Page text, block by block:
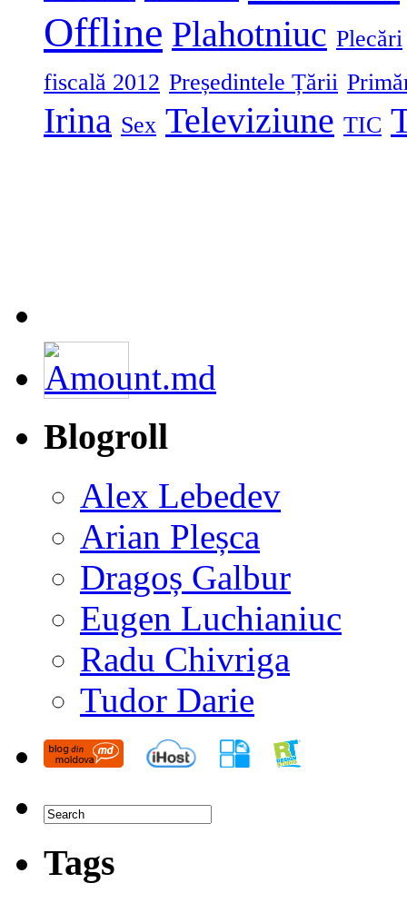
Offline Plahotniuc Plecări
fiscală 2012 Președintele Țării
Irina Sex Televiziune TIC
Blogroll
Alex Lebedev
Arian Pleșca
Dragoș Galbur
Eugen Luchianiuc
Radu Chivriga
Tudor Darie
Tags